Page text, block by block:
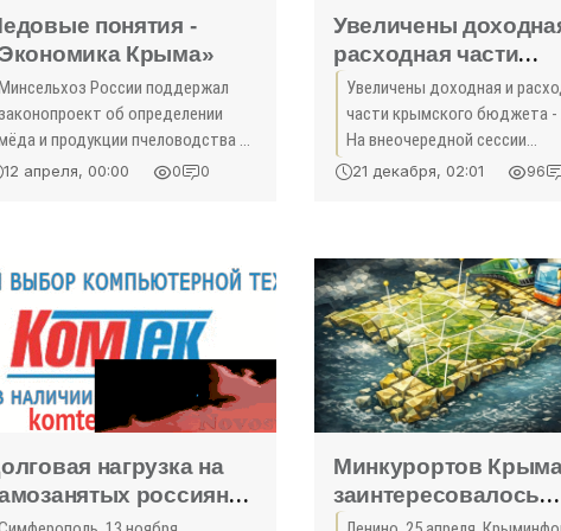
понятия -
Крыма»
России поддержал
законопроект об определении
и продукции пчеловодства -
внесут в Госдуму до
12 апреля, 00:00 0 0
Увеличены
расходная части
крымского бюджета
2017 - «Экономика»
Увеличены доходная и
части крымского бюджета -
На внеочередной сессии
Государственного Совета
21 декабря, 02:01 96
нагрузка на
россиян
- «Экономика
Минкурортов
заинтересовалось
грязевыми